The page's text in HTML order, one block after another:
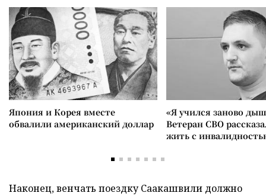
Япония и Корея вместе
обвалили американский доллар
«Я учился заново
Ветеран СВО
жить с
Наконец, венчать поездку Саакашвили должно